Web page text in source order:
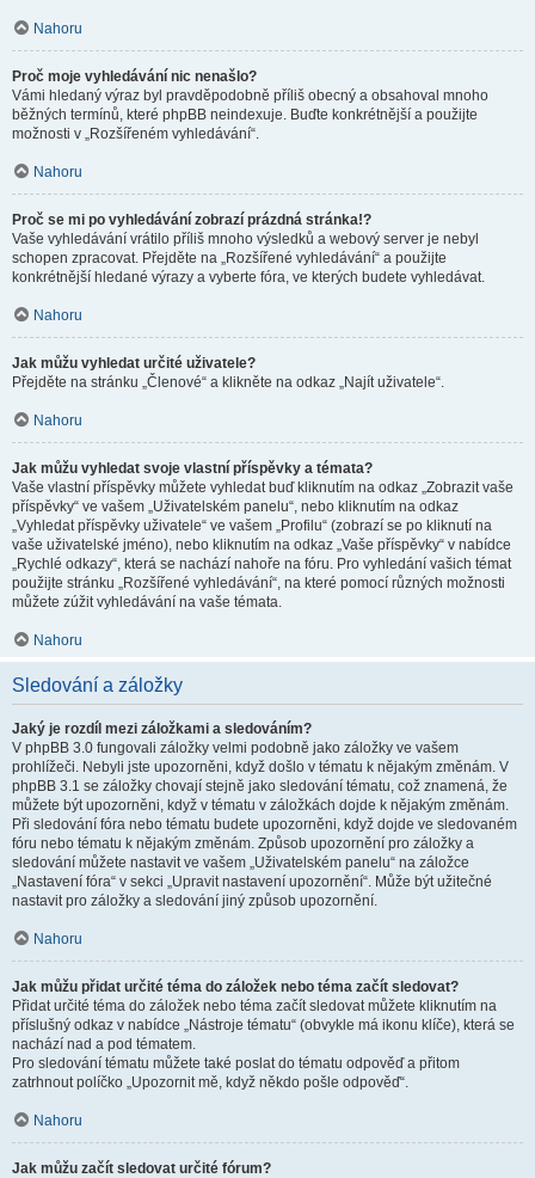
Nahoru
Proč moje vyhledávání nic nenašlo?
Vámi hledaný výraz byl pravděpodobně příliš obecný a obsahoval mnoho
běžných termínů, které phpBB neindexuje. Buďte konkrétnější a použijte
možnosti v „Rozšířeném vyhledávání“.
Nahoru
Proč se mi po vyhledávání zobrazí prázdná stránka!?
Vaše vyhledávání vrátilo příliš mnoho výsledků a webový server je nebyl
schopen zpracovat. Přejděte na „Rozšířené vyhledávání“ a použijte
konkrétnější hledané výrazy a vyberte fóra, ve kterých budete vyhledávat.
Nahoru
Jak můžu vyhledat určité uživatele?
Přejděte na stránku „Členové“ a klikněte na odkaz „Najít uživatele“.
Nahoru
Jak můžu vyhledat svoje vlastní příspěvky a témata?
Vaše vlastní příspěvky můžete vyhledat buď kliknutím na odkaz „Zobrazit vaše
příspěvky“ ve vašem „Uživatelském panelu“, nebo kliknutím na odkaz
„Vyhledat příspěvky uživatele“ ve vašem „Profilu“ (zobrazí se po kliknutí na
vaše uživatelské jméno), nebo kliknutím na odkaz „Vaše příspěvky“ v nabídce
„Rychlé odkazy“, která se nachází nahoře na fóru. Pro vyhledání vašich témat
použijte stránku „Rozšířené vyhledávání“, na které pomocí různých možnosti
můžete zúžit vyhledávání na vaše témata.
Nahoru
Sledování a záložky
Jaký je rozdíl mezi záložkami a sledováním?
V phpBB 3.0 fungovali záložky velmi podobně jako záložky ve vašem
prohlížeči. Nebyli jste upozorněni, když došlo v tématu k nějakým změnám. V
phpBB 3.1 se záložky chovají stejně jako sledování tématu, což znamená, že
můžete být upozorněni, když v tématu v záložkách dojde k nějakým změnám.
Při sledování fóra nebo tématu budete upozorněni, když dojde ve sledovaném
fóru nebo tématu k nějakým změnám. Způsob upozornění pro záložky a
sledování můžete nastavit ve vašem „Uživatelském panelu“ na záložce
„Nastavení fóra“ v sekci „Upravit nastavení upozornění“. Může být užitečné
nastavit pro záložky a sledování jiný způsob upozornění.
Nahoru
Jak můžu přidat určité téma do záložek nebo téma začít sledovat?
Přidat určité téma do záložek nebo téma začít sledovat můžete kliknutím na
příslušný odkaz v nabídce „Nástroje tématu“ (obvykle má ikonu klíče), která se
nachází nad a pod tématem.
Pro sledování tématu můžete také poslat do tématu odpověď a přitom
zatrhnout políčko „Upozornit mě, když někdo pošle odpověď“.
Nahoru
Jak můžu začít sledovat určité fórum?